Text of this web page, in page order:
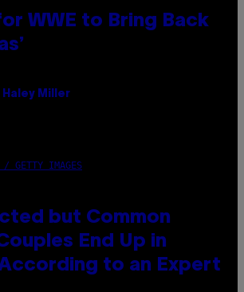
WWE to Bring Back
Haley Miller
/ GETTY IMAGES
but Common
End Up in
to an Expert